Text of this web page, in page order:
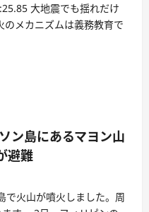
大地震でも揺れだけ
のメカニズムは義務教育で
ン島にあるマヨン山
避難
で火山が噴火しました。周